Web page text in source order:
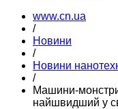
www.cn.ua
/
Новини
/
Новини
/
Машини-
найшвидший у